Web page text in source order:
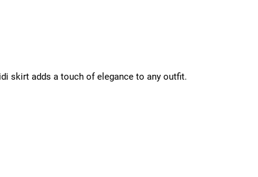
skirt adds a touch of elegance to any outfit.